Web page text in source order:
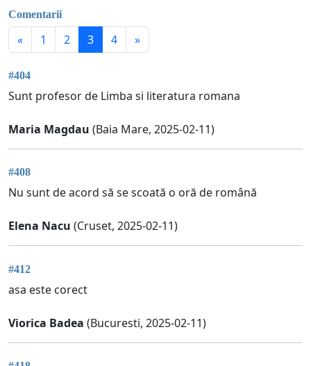
Comentarii
« 1 2 3 4 »
#404
Sunt profesor de Limba si literatura romana
Maria Magdau (Baia Mare, 2025-02-11)
#408
Nu sunt de acord să se scoată o oră de română
Elena Nacu (Cruset, 2025-02-11)
#412
asa este corect
Viorica Badea (Bucuresti, 2025-02-11)